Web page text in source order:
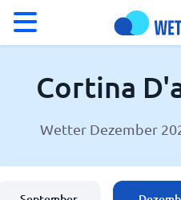
°C
Wetter in Cortina D'ampezzo
Cortina
Wetter Dezember